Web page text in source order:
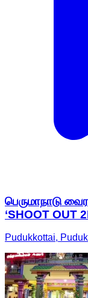
பெருமாநாடு
‘SHOOT OUT
Pudukkottai,